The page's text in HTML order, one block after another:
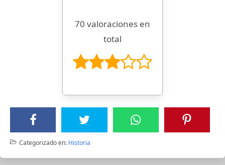
70 valoraciones en
total
Categorizado en: Historia